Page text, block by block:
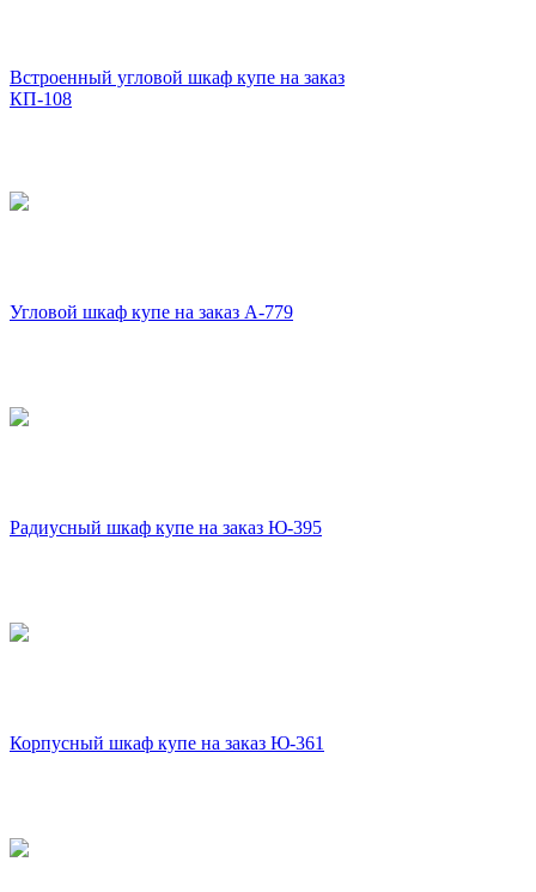
Встроенный угловой шкаф купе на заказ
КП-108
Угловой шкаф купе на заказ А-779
Радиусный шкаф купе на заказ Ю-395
Корпусный шкаф купе на заказ Ю-361